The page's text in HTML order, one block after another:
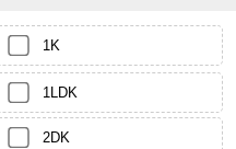
1K
1LDK
2DK